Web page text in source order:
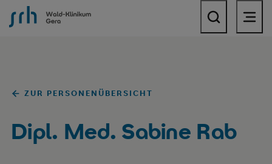
SRH Wald-Klinikum Gera
ZUR PERSONENÜBERSICHT
Dipl. Med. Sabine Rab